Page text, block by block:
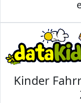
Kinder